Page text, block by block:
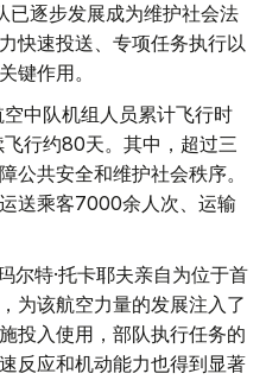
逐步发展成为维护社会法
快速投送、专项任务执行以
键作用。
中队机组人员累计飞行时
行约80天。其中，超过三
公共安全和维护社会秩序。
送乘客7000余人次、运输
特·托卡耶夫亲自为位于首
为该航空力量的发展注入了
投入使用，部队执行任务的
反应和机动能力也得到显著